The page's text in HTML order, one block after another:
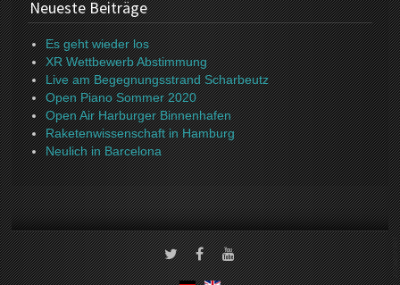
Neueste Beiträge
Es geht wieder los
XR Wettbewerb Abstimmung
Live am Begegnungsstrand Scharbeutz
Open Piano Sommer 2020
Open Air Harburger Binnenhafen
Raketenwissenschaft in Hamburg
Neulich in Barcelona